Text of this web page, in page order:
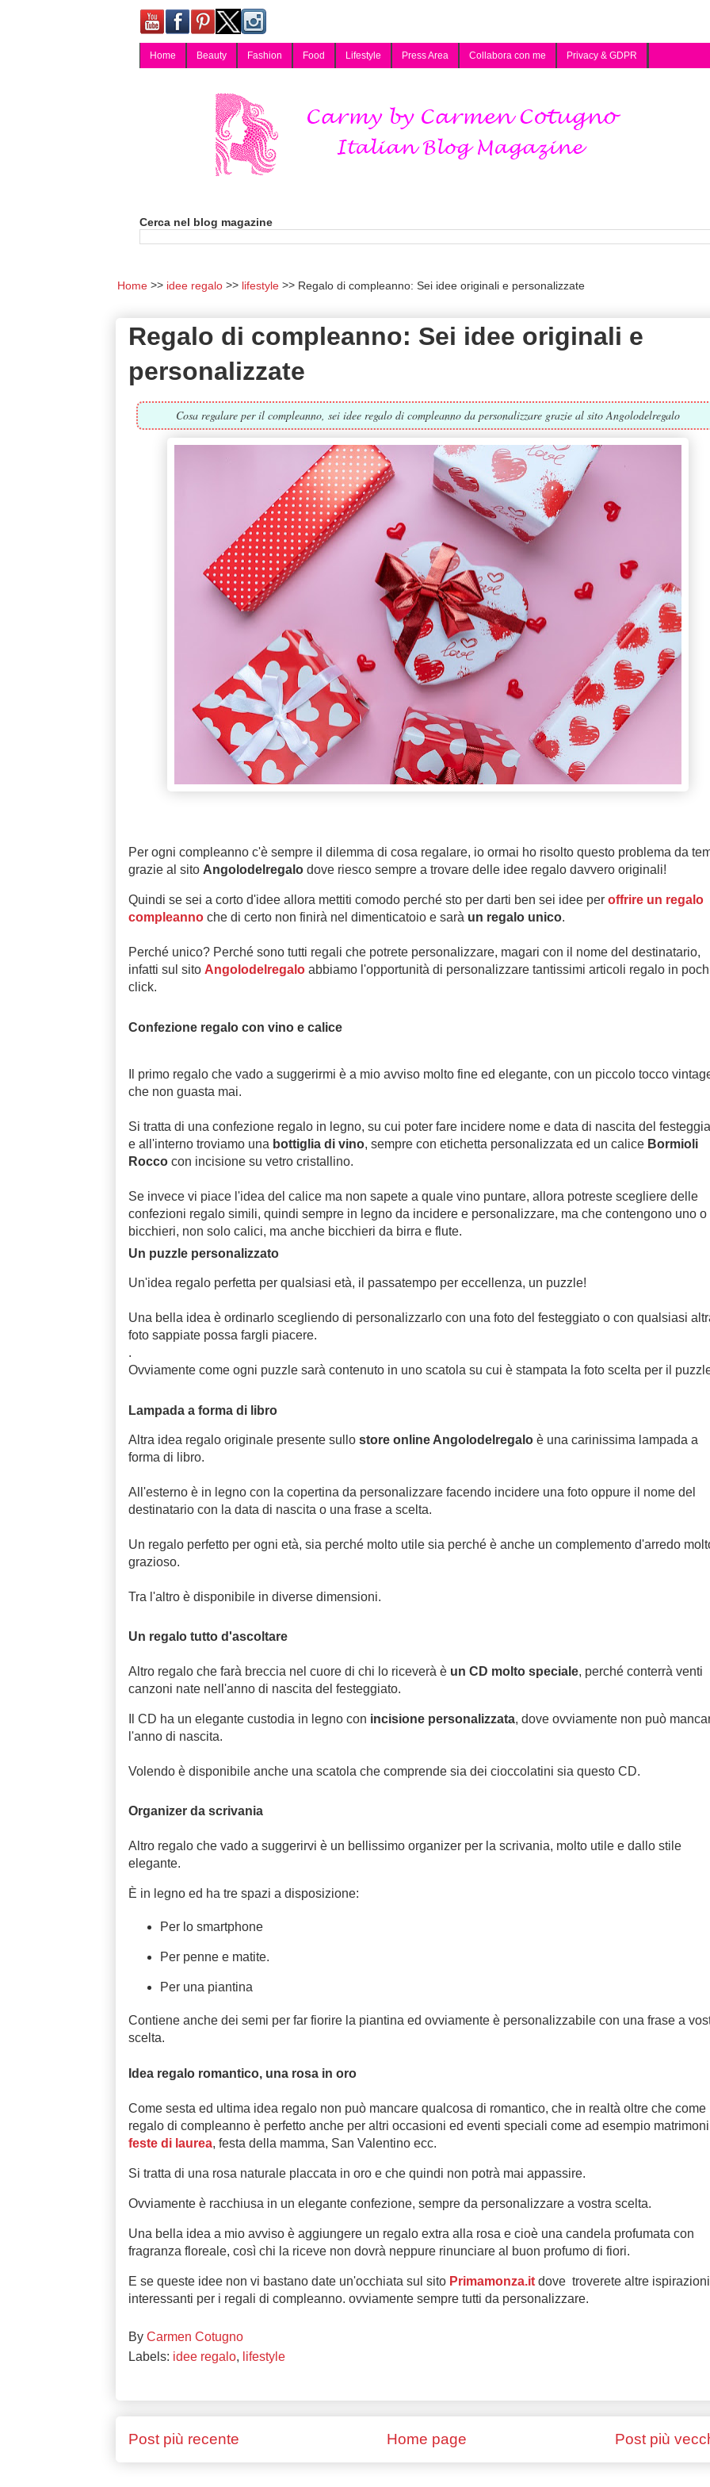
Home Beauty Fashion Food Lifestyle Press Area Collabora con me Privacy & GDPR
Cerca nel blog magazine
Home idee regalo lifestyle Regalo di compleanno: Sei idee originali e personalizzate
Regalo di compleanno: Sei idee originali e
personalizzate
Cosa regalare per il compleanno, sei idee regalo di compleanno da personalizzare grazie al sito Angolodelregalo
Per ogni compleanno c'è sempre il dilemma di cosa regalare, io ormai ho risolto questo problema da
grazie al sito Angolodelregalodove riesco sempre a trovare delle idee regalo davvero originali!
Quindi se sei a corto d'idee allora mettiti comodo perché sto per darti ben sei idee per offrire un regalo
compleannoche di certo non finirà nel dimenticatoio e sarà un regalo unico.
Perché unico? Perché sono tutti regali che potrete personalizzare, magari con il nome del destinatario,
infatti sul sito Angolodelregaloabbiamo l'opportunità di personalizzare tantissimi articoli regalo in
click.
Confezione regalo con vino e calice
Il primo regalo che vado a suggerirmi è a mio avviso molto fine ed elegante, con un piccolo tocco
che non guasta mai.
Si tratta di una confezione regalo in legno, su cui poter fare incidere nome e data di nascita del
e all'interno troviamo una bottiglia di vino, sempre con etichetta personalizzata ed un calice Bormioli
Roccocon incisione su vetro cristallino.
Se invece vi piace l'idea del calice ma non sapete a quale vino puntare, allora potreste scegliere delle
confezioni regalo simili, quindi sempre in legno da incidere e personalizzare, ma che contengono uno o
bicchieri, non solo calici, ma anche bicchieri da birra e flute.
Un puzzle personalizzato
Un'idea regalo perfetta per qualsiasi età, il passatempo per eccellenza, un puzzle!
Una bella idea è ordinarlo scegliendo di personalizzarlo con una foto del festeggiato o con qualsiasi
foto sappiate possa fargli piacere.
.
Ovviamente come ogni puzzle sarà contenuto in uno scatola su cui è stampata la foto scelta per il
Lampada a forma di libro
Altra idea regalo originale presente sullostore online Angolodelregaloè una carinissima lampada a
forma di libro.
All'esterno è in legno con la copertina da personalizzare facendo incidere una foto oppure il nome del
destinatario con la data di nascita o una frase a scelta.
Un regalo perfetto per ogni età, sia perché molto utile sia perché è anche un complemento d'arredo
grazioso.
Tra l'altro è disponibile in diverse dimensioni.
Un regalo tutto d'ascoltare
Altro regalo che farà breccia nel cuore di chi lo riceverà è un CD molto speciale, perché conterrà venti
canzoni nate nell'anno di nascita del festeggiato.
Il CD ha un elegante custodia in legno con incisione personalizzata, dove ovviamente non può
l'anno di nascita.
Volendo è disponibile anche una scatola che comprende sia dei cioccolatini sia questo CD.
Organizer da scrivania
Altro regalo che vado a suggerirvi è un bellissimo organizer per la scrivania, molto utile e dallo stile
elegante.
È in legno ed ha tre spazi a disposizione:
Per lo smartphone
Per penne e matite.
Per una piantina
Contiene anche dei semi per far fiorire la piantina ed ovviamente è personalizzabile con una frase a
scelta.
Idea regalo romantico, una rosa in oro
Come sesta ed ultima idea regalo non può mancare qualcosa di romantico, che in realtà oltre che come
regalo di compleanno è perfetto anche per altri occasioni ed eventi speciali come ad esempio
feste di laurea, festa della mamma, San Valentino ecc.
Si tratta di una rosa naturale placcata in oro e che quindi non potrà mai appassire.
Ovviamente è racchiusa in un elegante confezione, sempre da personalizzare a vostra scelta.
Una bella idea a mio avviso è aggiungere un regalo extra alla rosa e cioè una candela profumata con
fragranza floreale, così chi la riceve non dovrà neppure rinunciare al buon profumo di fiori.
E se queste idee non vi bastano date un'occhiata sul sito Primamonza.itdove troverete altre ispirazioni
interessanti per i regali di compleanno. ovviamente sempre tutti da personalizzare.
By Carmen Cotugno
Labels: idee regalo, lifestyle
Post più recente Post più
Home page